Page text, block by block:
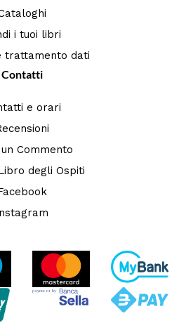
i tuoi libri
trattamento dati
Contatti
e orari
Commento
degli Ospiti